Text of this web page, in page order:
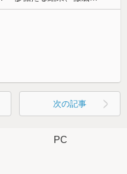
次の記事
PC